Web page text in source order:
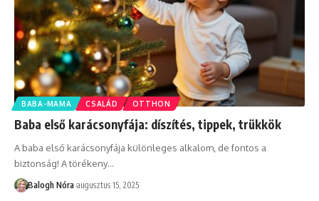
BABA-MAMA CSALÁD OTTHON
Baba első karácsonyfája: díszítés, tippek, trükkök
A baba első karácsonyfája különleges alkalom, de fontos a
biztonság! A törékeny…
Balogh Nóra augusztus 15, 2025